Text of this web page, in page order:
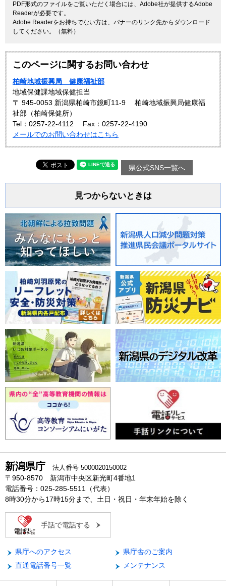
PDF形式のファイルをご覧いただく場合には、Adobe社が提供するAdobe
Readerが必要です。
Adobe Readerをお持ちでない方は、バナーのリンク先からダウンロード
してください。（無料）
このページに関するお問い合わせ
柏崎地域振興局 健康福祉部
地域保健課地域保健担当
〒 945-0053 新潟県柏崎市鏡町11-9 柏崎地域振興局健康福
祉部（柏崎保健所）
Tel：0257-22-4112
Fax：0257-22-4190
メールでのお問い合わせはこちら
県公式SNS一覧へ
見つからないときは
新潟県庁 法人番号 5000020150002
〒950-8570 新潟市中央区新光町4番地1
電話番号：025-285-5511（代表）
8時30分から17時15分まで、土日・祝日・年末年始を除く
手話で電話する
県庁へのアクセス
県庁舎のご案内
直通電話番号一覧
メンテナンス